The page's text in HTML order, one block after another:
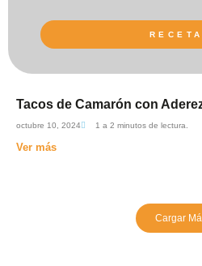
Tacos de Camarón con
octubre 10, 2024 1 a 2 minutos de lectura.
Ver más
Cargar